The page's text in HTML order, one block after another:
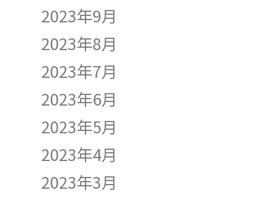
2023年9月
2023年8月
2023年7月
2023年6月
2023年5月
2023年4月
2023年3月